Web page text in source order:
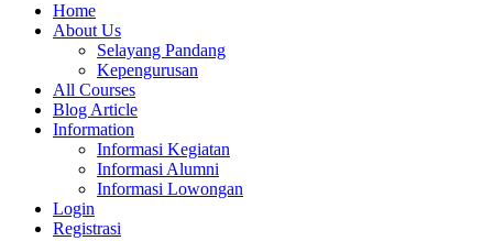
Home
About Us
Selayang Pandang
Kepengurusan
All Courses
Blog Article
Information
Informasi Kegiatan
Informasi Alumni
Informasi Lowongan
Login
Registrasi